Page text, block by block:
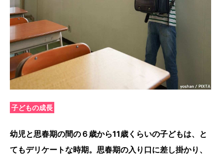
子どもの成長
幼児と思春期の間の６歳から11歳くらいの子どもは、と
てもデリケートな時期。思春期の入り口に差し掛かり、